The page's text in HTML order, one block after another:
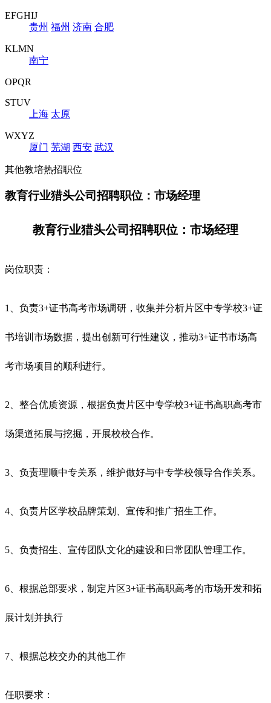
EFGHIJ
贵州 福州 济南 合肥
KLMN
南宁
OPQR
STUV
上海 太原
WXYZ
厦门 芜湖 西安 武汉
其他教培热招职位
教育行业猎头公司招聘职位：市场经理
教育行业猎头公司招聘职位：市场经理
岗位职责：
1、负责3+证书高考市场调研，收集并分析片区中专学校3+证
书培训市场数据，提出创新可行性建议，推动3+证书市场高
考市场项目的顺利进行。
2、整合优质资源，根据负责片区中专学校3+证书高职高考市
场渠道拓展与挖掘，开展校校合作。
3、负责理顺中专关系，维护做好与中专学校领导合作关系。
4、负责片区学校品牌策划、宣传和推广招生工作。
5、负责招生、宣传团队文化的建设和日常团队管理工作。
6、根据总部要求，制定片区3+证书高职高考的市场开发和拓
展计划并执行
7、根据总校交办的其他工作
任职要求：